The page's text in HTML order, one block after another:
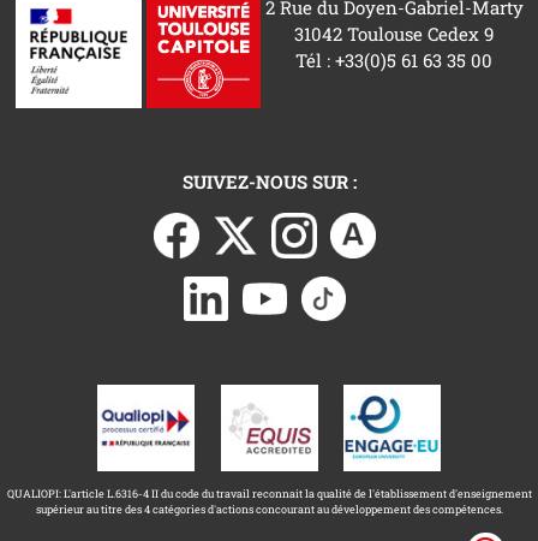
2 Rue du Doyen-Gabriel-Marty
31042 Toulouse Cedex 9
Tél : +33(0)5 61 63 35 00
SUIVEZ-NOUS SUR :
QUALIOPI: L'article L.6316-4 II du code du travail reconnait la qualité de l'établissement d'enseignement
supérieur au titre des 4 catégories d'actions concourant au développement des compétences.